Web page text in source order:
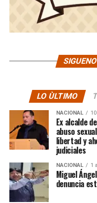
LO ÙLTIMO
NACIONAL
Ex alcalde
abuso
libertad y
judiciales
NACIONAL 1
Miguel
denuncia